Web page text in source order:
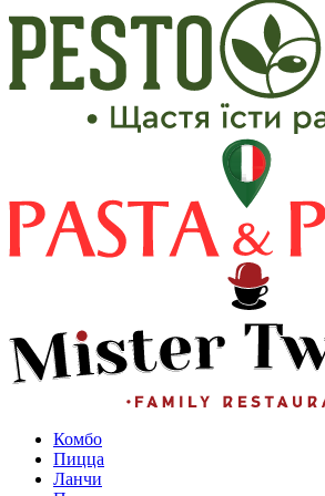
Комбо
Пицца
Ланчи